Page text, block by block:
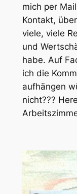
mich per
Kontakt,
viele, viele
und
habe. Auf
ich die
aufhängen
nicht???